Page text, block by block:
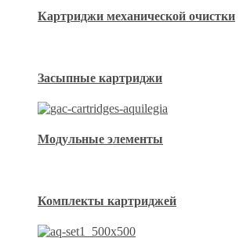
Картриджи механической очистки
Засыпные картриджи
Модульные элементы
Комплекты картриджей